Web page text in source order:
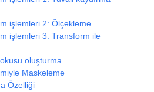
işlemleri 2: Ölçekleme
işlemleri 3: Transform ile
oluşturma
Maskeleme
Özelliği